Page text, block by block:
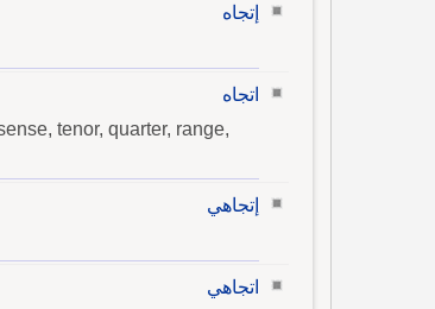
إتجاه
اتجاه
tenor, quarter, range,
إتجاهي
اتجاهي